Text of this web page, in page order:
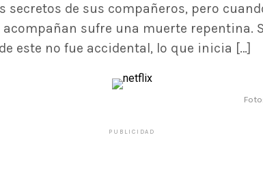
de sus compañeros, pero
sufre una muerte repentina.
este no fue accidental, lo que inicia […]
PUBLICIDAD